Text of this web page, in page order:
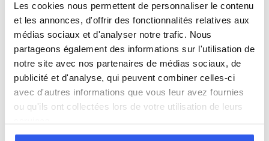
Les cookies nous permettent de personnaliser le contenu
et les annonces, d'offrir des fonctionnalités relatives aux
médias sociaux et d'analyser notre trafic. Nous
partageons également des informations sur l'utilisation de
notre site avec nos partenaires de médias sociaux, de
publicité et d'analyse, qui peuvent combiner celles-ci
avec d'autres informations que vous leur avez fournies
ou qu'ils ont collectées lors de votre utilisation de leurs
Économie
Espagnol
Allemand
Cours par niveau